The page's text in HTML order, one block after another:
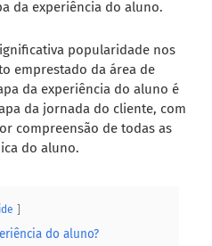
da experiência do aluno.
popularidade nos
emprestado da área de
da experiência do aluno é
da jornada do cliente, com
compreensão de todas as
do aluno.
do aluno?